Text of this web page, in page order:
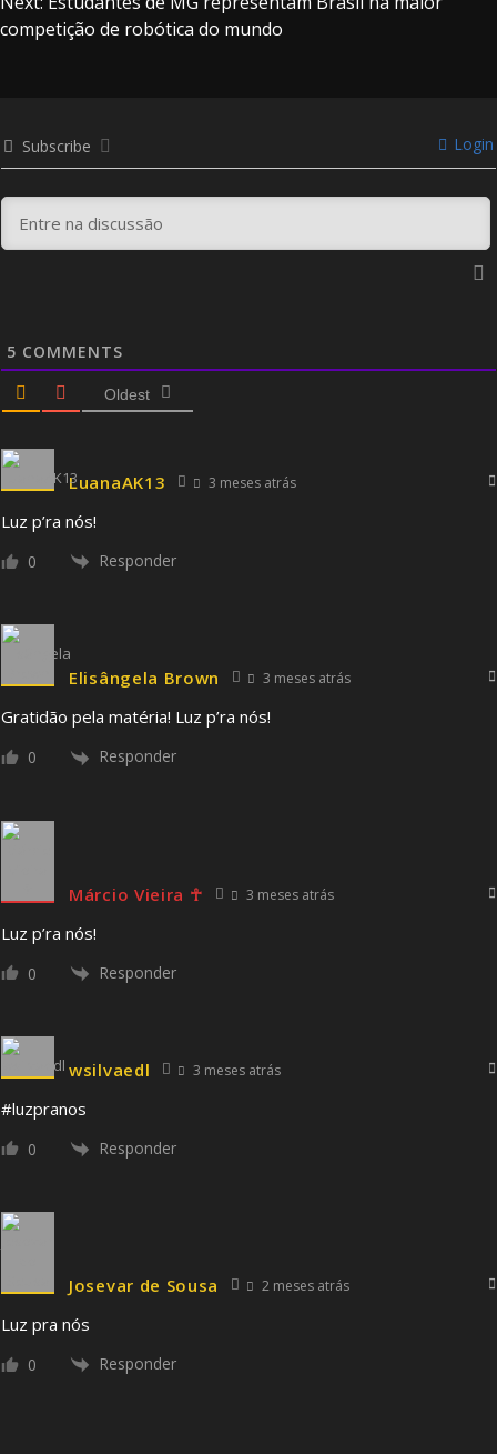
competição de robótica do mundo
Subscribe Login
5 COMMENTS
Oldest
LuanaAK13 3 meses atrás
Luz p’ra nós!
0 Responder
Elisângela Brown 3 meses atrás
Gratidão pela matéria! Luz p’ra nós!
0 Responder
Márcio Vieira ☥ 3 meses atrás
Luz p’ra nós!
0 Responder
wsilvaedl 3 meses atrás
#luzpranos
0 Responder
Josevar de Sousa 2 meses atrás
Luz pra nós
0 Responder